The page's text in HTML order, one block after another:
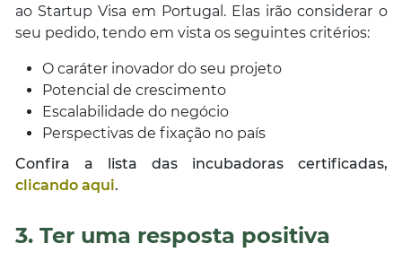
ao Startup Visa em Portugal. Elas irão considerar o
seu pedido, tendo em vista os seguintes critérios:
O caráter inovador do seu projeto
Potencial de crescimento
Escalabilidade do negócio
Perspectivas de fixação no país
Confira a lista das incubadoras certificadas,
clicando aqui.
3. Ter uma resposta positiva